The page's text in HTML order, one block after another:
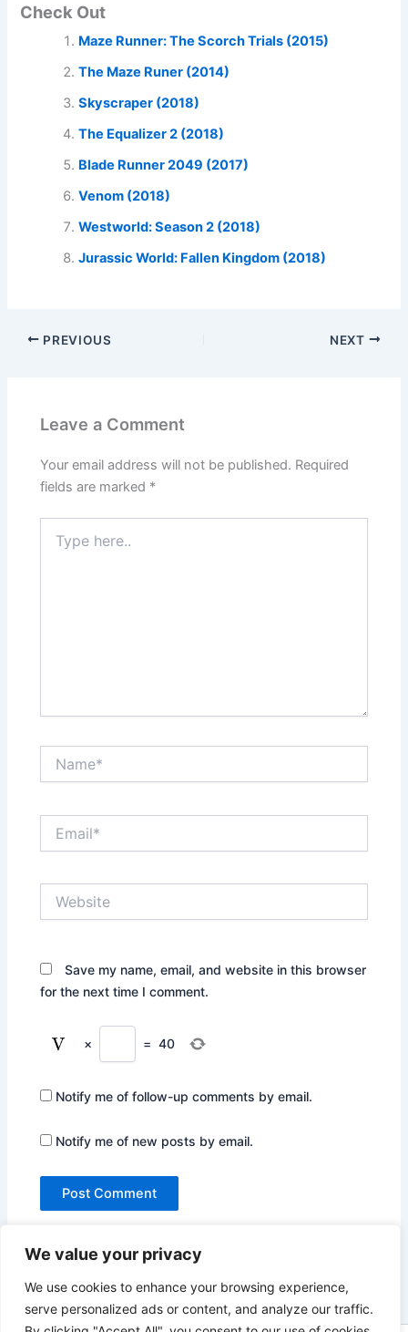
We value your privacy
We use cookies to enhance your browsing experience,
serve personalized ads or content, and analyze our traffic.
Check Out
Maze Runner: The Scorch Trials (2015)
The Maze Runer (2014)
Skyscraper (2018)
The Equalizer 2 (2018)
Blade Runner 2049 (2017)
Venom (2018)
Westworld: Season 2 (2018)
Jurassic World: Fallen Kingdom (2018)
PREVIOUS NEXT
Leave a Comment
Your email address will not be published. Required
fields are marked *
here..
Save my name, email, and website in this browser
for the next time I comment.
× = 40
Notify me of follow-up comments by email.
Notify me of new posts by email.